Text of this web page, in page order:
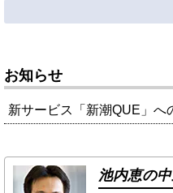
お知らせ
新サービス「新潮QUE」へ
池内恵の